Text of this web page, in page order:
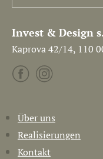
Invest & Design
Kaprova 42/14, 110
Über uns
Realisierungen
Kontakt